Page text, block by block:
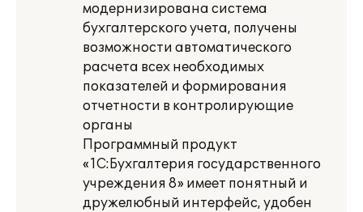
модернизирована система
бухгалтерского учета, получены
возможности автоматического
расчета всех необходимых
показателей и формирования
отчетности в контролирующие
органы
Программный продукт
«1С:Бухгалтерия государственного
учреждения 8» имеет понятный и
дружелюбный интерфейс, удобен